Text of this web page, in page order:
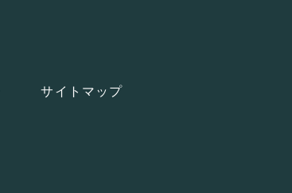
サイトマップ